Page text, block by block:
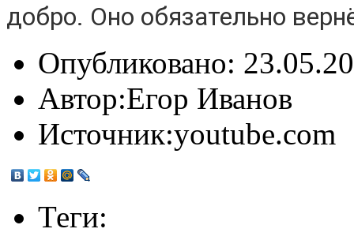
добро. Оно обязательно
Опубликовано:
Автор:Егор Иванов
Источник:youtube.com
Теги: